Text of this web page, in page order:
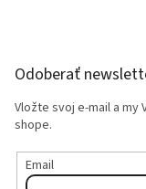
Odoberať
Vložte svoj e-mail a my
shope.
Email